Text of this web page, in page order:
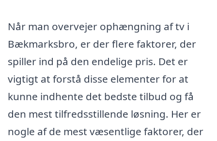
Når man overvejer ophængning af tv i
Bækmarksbro, er der flere faktorer, der
spiller ind på den endelige pris. Det er
vigtigt at forstå disse elementer for at
kunne indhente det bedste tilbud og få
den mest tilfredsstillende løsning. Her er
nogle af de mest væsentlige faktorer, der